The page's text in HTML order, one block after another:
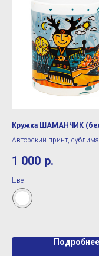
Кружка ШАМАНЧИК
Авторский принт,
1 000 р.
Цвет
Подробнее